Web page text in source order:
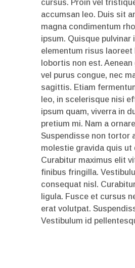
cursus. Proin vel
accumsan leo. Duis sit
magna condimentum
ipsum. Quisque pulvinar
elementum risus laoreet
lobortis non est.
vel purus congue, nec
sagittis. Etiam
leo, in scelerisque nisi
ipsum quam, viverra in
pretium mi. Nam a
Suspendisse non tortor
molestie gravida quis ut
Curabitur maximus elit
finibus fringilla.
consequat nisl.
ligula. Fusce et cursus
erat volutpat.
Vestibulum id